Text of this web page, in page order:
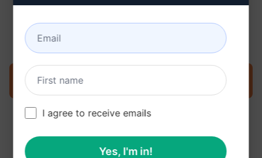
3단계: Claude에서 프롬프트 사용
지금 Claude에서 프롬프트를 사용해 보세요.
I agree to receive emails
Yes, I'm in!